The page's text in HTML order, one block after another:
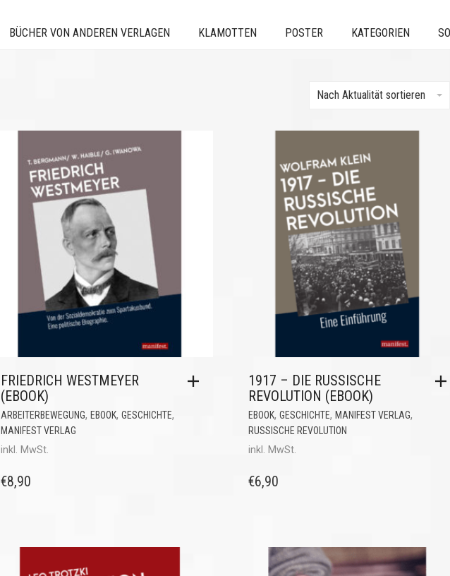
BÜCHER VON ANDEREN VERLAGEN KLAMOTTEN POSTER KATEGORIEN
Nach Aktualität sortieren
FRIEDRICH WESTMEYER
(EBOOK)
ARBEITERBEWEGUNG, EBOOK, GESCHICHTE,
MANIFEST VERLAG
inkl. MwSt.
€8,90
1917 – DIE RUSSISCHE
REVOLUTION (EBOOK)
EBOOK, GESCHICHTE, MANIFEST VERLAG,
RUSSISCHE REVOLUTION
inkl. MwSt.
€6,90